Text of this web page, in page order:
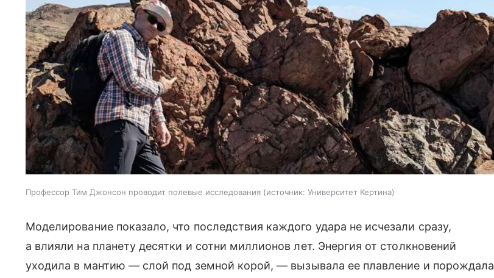
Профессор Тим Джонсон проводит полевые исследования источник: Университет Кертина
Моделирование показало, что последствия каждого удара не исчезали сразу,
а влияли на планету десятки и сотни миллионов лет. Энергия от столкновений
уходила в мантию — слой под земной корой, — вызывала ее плавление и порождала